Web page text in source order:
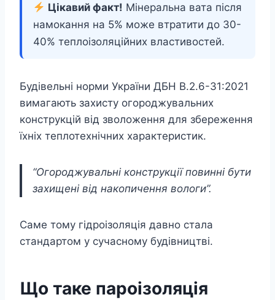
Цікавий факт! Мінеральна вата після
намокання на 5% може втратити до 30-
40% теплоізоляційних властивостей.
Будівельні норми України ДБН В.2.6-31:2021
вимагають захисту огороджувальних
конструкцій від зволоження для збереження
їхніх теплотехнічних характеристик.
“Огороджувальні конструкції повинні бути
захищені від накопичення вологи”.
Саме тому гідроізоляція давно стала
стандартом у сучасному будівництві.
Що таке пароізоляція